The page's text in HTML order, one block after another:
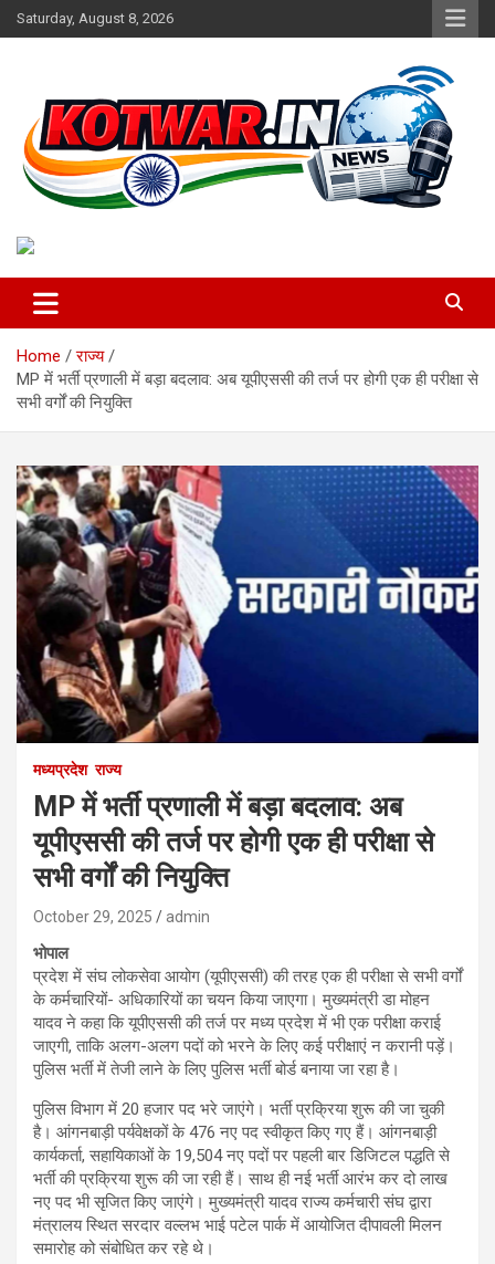
Skip
to
Saturday, August 8, 2026
kotwar.in
Home
राज्य
MP में भर्ती प्रणाली में बड़ा बदलाव: अब यूपीएससी की तर्ज पर होगी एक ही परीक्षा से
सभी वर्गों की नियुक्ति
मध्यप्रदेश राज्य
MP में भर्ती प्रणाली में बड़ा बदलाव: अब
यूपीएससी की तर्ज पर होगी एक ही परीक्षा से
सभी वर्गों की नियुक्ति
October 29, 2025 admin
भोपाल
प्रदेश में संघ लोकसेवा आयोग (यूपीएससी) की तरह एक ही परीक्षा से सभी वर्गों
के कर्मचारियों- अधिकारियों का चयन किया जाएगा। मुख्यमंत्री डा मोहन
यादव ने कहा कि यूपीएससी की तर्ज पर मध्य प्रदेश में भी एक परीक्षा कराई
जाएगी, ताकि अलग-अलग पदों को भरने के लिए कई परीक्षाएं न करानी पड़ें।
पुलिस भर्ती में तेजी लाने के लिए पुलिस भर्ती बोर्ड बनाया जा रहा है।
पुलिस विभाग में 20 हजार पद भरे जाएंगे। भर्ती प्रक्रिया शुरू की जा चुकी
है। आंगनबाड़ी पर्यवेक्षकों के 476 नए पद स्वीकृत किए गए हैं। आंगनबाड़ी
कार्यकर्ता, सहायिकाओं के 19,504 नए पदों पर पहली बार डिजिटल पद्धति से
भर्ती की प्रक्रिया शुरू की जा रही हैं। साथ ही नई भर्ती आरंभ कर दो लाख
नए पद भी सृजित किए जाएंगे। मुख्यमंत्री यादव राज्य कर्मचारी संघ द्वारा
मंत्रालय स्थित सरदार वल्लभ भाई पटेल पार्क में आयोजित दीपावली मिलन
समारोह को संबोधित कर रहे थे।